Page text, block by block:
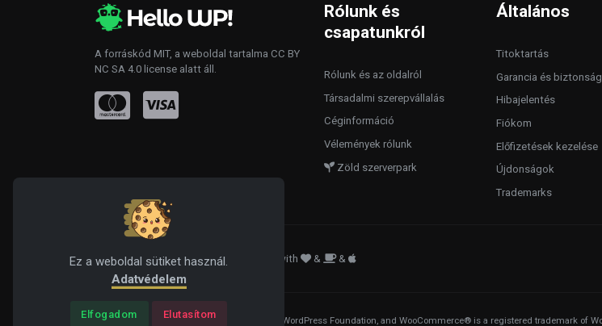
Ez a weboldal sütiket használ.
Adatvédelem
Elfogadom Elutasítom
A forráskód MIT, a weboldal tartalma CC BY
NC SA 4.0 license alatt áll.
Rólunk és
csapatunkról
Rólunk és az oldalról
Társadalmi szerepvállalás
Céginformáció
Vélemények rólunk
Zöld szerverpark
Általános
Titoktartás
Garancia és biztonság
Hibajelentés
Fiókom
Előfizetések kezelése
Újdonságok
Trademarks
© 2019-2026 TooEarlyBird, LLC . - Made with & &
WordPress® is a registered trademark of the WordPress Foundation, and WooCommerce® is a registered trademark of